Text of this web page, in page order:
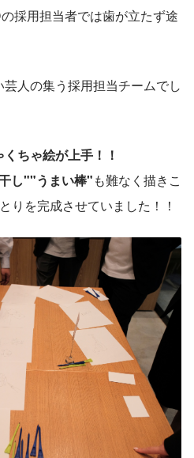
採用担当者では歯が立たず途
芸人の集う採用担当チームでし
ちゃ絵が上手！！
し""うまい棒"も難なく描きこ
りを完成させていました！！